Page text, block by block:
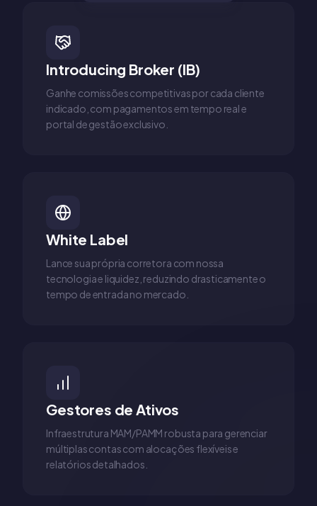
Introducing Broker (IB)
Ganhe comissões competitivas por cada cliente
indicado, com pagamentos em tempo real e
portal de gestão exclusivo.
White Label
Lance sua própria corretora com nossa
tecnologia e liquidez, reduzindo drasticamente o
tempo de entrada no mercado.
Gestores de Ativos
Infraestrutura MAM/PAMM robusta para gerenciar
múltiplas contas com alocações flexíveis e
relatórios detalhados.